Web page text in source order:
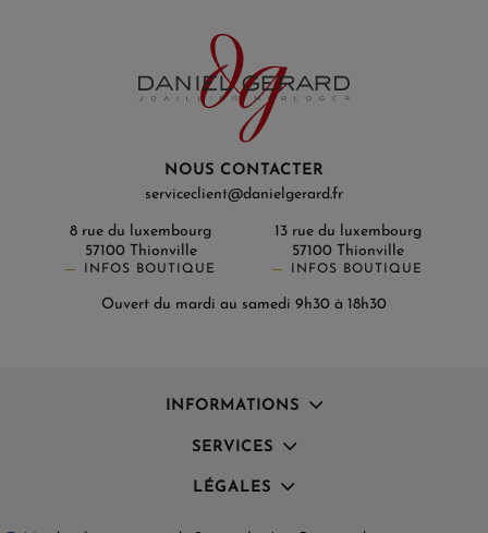
NOUS CONTACTER
serviceclient@danielgerard.fr
8 rue du luxembourg
57100 Thionville
INFOS BOUTIQUE
13 rue du luxembourg
57100 Thionville
INFOS BOUTIQUE
Ouvert du mardi au samedi 9h30 à 18h30
INFORMATIONS
SERVICES
LÉGALES